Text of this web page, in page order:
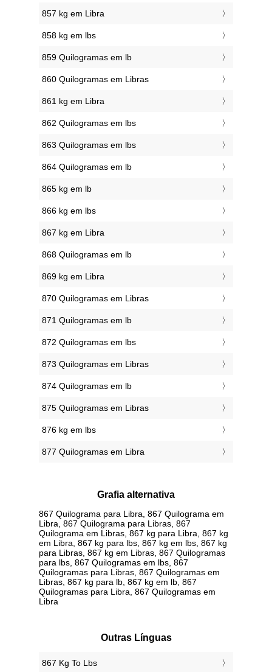
857 kg em Libra
858 kg em lbs
859 Quilogramas em lb
860 Quilogramas em Libras
861 kg em Libra
862 Quilogramas em lbs
863 Quilogramas em lbs
864 Quilogramas em lb
865 kg em lb
866 kg em lbs
867 kg em Libra
868 Quilogramas em lb
869 kg em Libra
870 Quilogramas em Libras
871 Quilogramas em lb
872 Quilogramas em lbs
873 Quilogramas em Libras
874 Quilogramas em lb
875 Quilogramas em Libras
876 kg em lbs
877 Quilogramas em Libra
Grafia alternativa
867 Quilograma para Libra, 867 Quilograma em
Libra, 867 Quilograma para Libras, 867
Quilograma em Libras, 867 kg para Libra, 867 kg
em Libra, 867 kg para lbs, 867 kg em lbs, 867 kg
para Libras, 867 kg em Libras, 867 Quilogramas
para lbs, 867 Quilogramas em lbs, 867
Quilogramas para Libras, 867 Quilogramas em
Libras, 867 kg para lb, 867 kg em lb, 867
Quilogramas para Libra, 867 Quilogramas em
Libra
Outras Línguas
‎867 Kg To Lbs